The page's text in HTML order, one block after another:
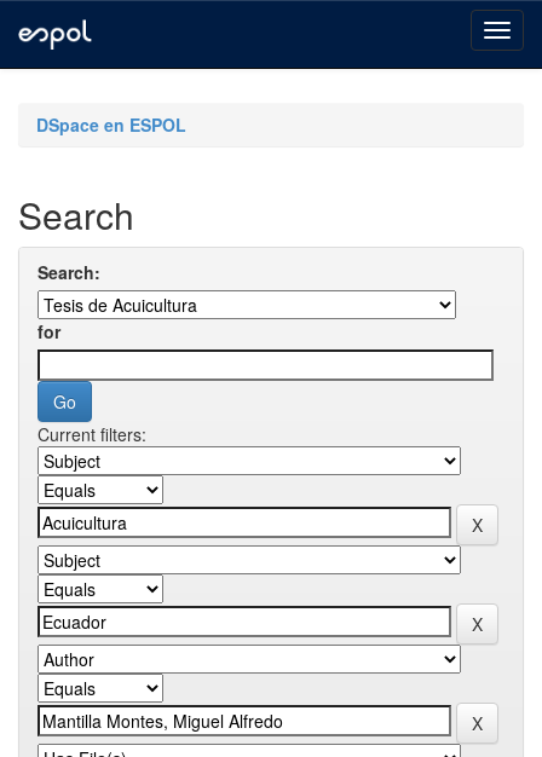
navigationDSpace en ESPOL
Search
Search:
for
Current filters: